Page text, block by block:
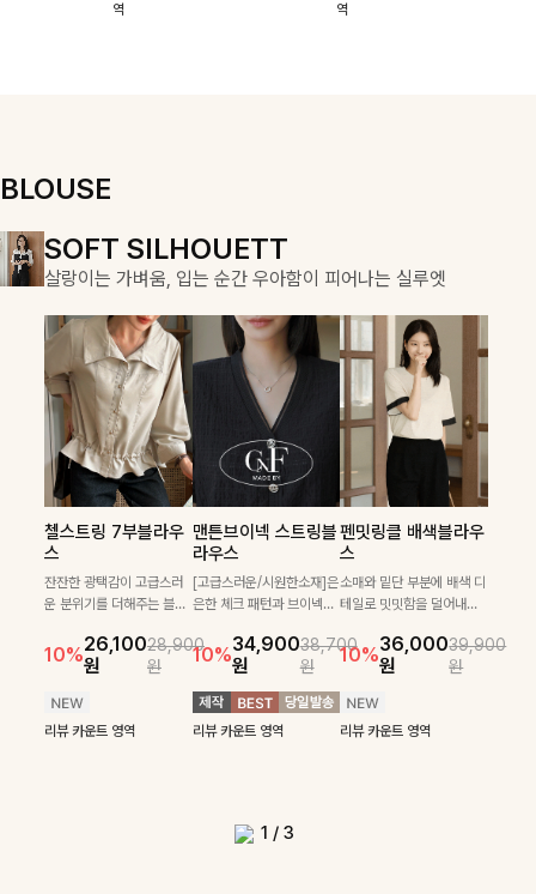
스에요🖤
역
할 수 있어요🤍
역
BLOUSE
SOFT SILHOUETT
살랑이는 가벼움, 입는 순간 우아함이 피어나는 실루엣
첼스트링 7부블라우
스
잔잔한 광택감이 고급스러
운 분위기를 더해주는 블라
프릴 밑단이 자연스럽게 실
루엣을 살려주며, 여유로운
스러운 무드를 완성해준답
니다 🤍
10%26,100
원
28,900
원
리뷰 카운트 영역
맨튼브이넥 스트링블
라우스
[고급스러운/시원한소재]은
은한 체크 패턴과 브이넥으
로 고급스러운 디테일을 넣
었으며 밑단스트링으로 핏
을 더욱 깔끔하게 잡아주는
블라우스예요 :)
10%34,900
원
38,700
원
리뷰 카운트 영역
펜밋링클 배색블라우
스
소매와 밑단 부분에 배색 디
테일로 밋밋함을 덜어내고
클 소재로 구김 걱정없이 즐
길 수 있는 블라우스랍니
10%36,000
원
39,900
원
리뷰 카운트 영역
COZY ESSENTIAL
매일의 일상을 부드럽게 감싸줄 니트 컬렉션
론클디 브이넥니트
부드럽게 몸을 감싸는 니트
짜임으로 편안한 착용감을
더해드리며 여유 있게 떨어
여리여리한 실루엣을 완성
해드려요 ✨ 단독은 물론 다
게 매치되는 데일리 니트랍
니다
10%원
원
리뷰 카운트 영역
칠스트라이프 카라7
부니트
[골드버튼/클래식무드🤍]
스트라이프 패턴으로 데일
이템입니다 카라넥 디자인
으로 깔끔한 이미지로 만들
어 주는 7부 니트입니다 ~
10%31,900
원
35,400
원
리뷰 카운트 영역
셀드펜던트 7부니트
넉넉한 핏으로 편하게 착용
가능한 심플&베이직 무드의
니트!레터리 펜던트로 고급
어요:D
10% 원
원
리뷰 카운트 영역
DOUBLE THE JOY
함께할 때 더욱 완벽한, 합리적인 선택으로 채우는 즐거움
필첸체크 스트링블라
우스+플레어스커트
SET
[활용도 좋은 투피스]은은한
테일이 어우러진 투피스 세
트입니다. 여유로운 상의와
풍성하게 퍼지는 롱스커트가
론, 단품으로도 다양하게 활
42,900
원
49,800
특스트라이프 링클원
피스+스트링자켓
SET
가볍고 시원한 링클 원피스
성되어 코디 고민 없이 완성
도 높은 스타일링을 연출해
주는 아이템 🤍 따로 또 같
이 활용하기 좋아 실용적이
며, 스트링 디테일로 다양한
69,900
원
79,400
원
헨틴링클 날개티셔츠
+치마바지SET
[텐션감↑/구김↓]가볍게
입기만 해도 코디가 완성되
럽게 퍼지는 프릴 날개 소매
가 우아한 포인트를 더해드
립니다💕 잔잔한 링클 텍스
처 소재와 편안한 허리밴딩
으로 하루 종일 산뜻하고 쾌
12%29,900
원
33,900
원
리뷰 카운트 영역
1 / 3